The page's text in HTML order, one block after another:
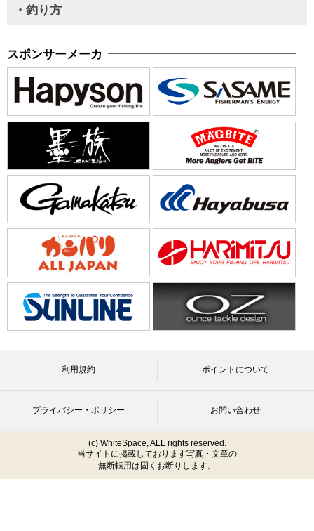
・釣り方
スポンサーメーカ
利用規約 ポイントについて
プライバシー・ポリシー お問い合わせ
(c) WhiteSpace, ALL rights reserved.
当サイトに掲載しております写真・文章の
無断転用は固くお断りします。